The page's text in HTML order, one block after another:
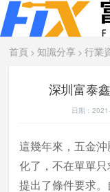
首頁 > 知識分享 >行業
深圳富泰
日期：
這幾年來，五金
化了，不在單單
提出了條件要求。